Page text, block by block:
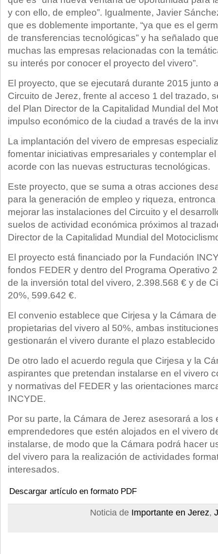
y con ello, de empleo”. Igualmente, Javier
que es doblemente importante, “ya que es el
de transferencias tecnológicas” y ha señalado
muchas las empresas relacionadas con la
su interés por conocer el proyecto del vivero”.
El proyecto, que se ejecutará durante 2015 junto
Circuito de Jerez, frente al acceso 1 del trazado,
del Plan Director de la Capitalidad Mundial del
impulso económico de la ciudad a través de la
La implantación del vivero de empresas
fomentar iniciativas empresariales y contemplar
acorde con las nuevas estructuras tecnológicas.
Este proyecto, que se suma a otras acciones
para la generación de empleo y riqueza,
mejorar las instalaciones del Circuito y el
suelos de actividad económica próximos al
Director de la Capitalidad Mundial del
El proyecto está financiado por la Fundación
fondos FEDER y dentro del Programa Operativo
de la inversión total del vivero, 2.398.568 € y de
20%, 599.642 €.
El convenio establece que Cirjesa y la Cámara
propietarias del vivero al 50%, ambas
gestionarán el vivero durante el plazo establecido
De otro lado el acuerdo regula que Cirjesa y la
aspirantes que pretendan instalarse en el vivero
y normativas del FEDER y las orientaciones
INCYDE.
Por su parte, la Cámara de Jerez asesorará a los
emprendedores que estén alojados en el vivero
instalarse, de modo que la Cámara podrá hacer
del vivero para la realización de actividades
interesados.
Descargar artículo en formato PDF
Noticia de Importante en Jerez,